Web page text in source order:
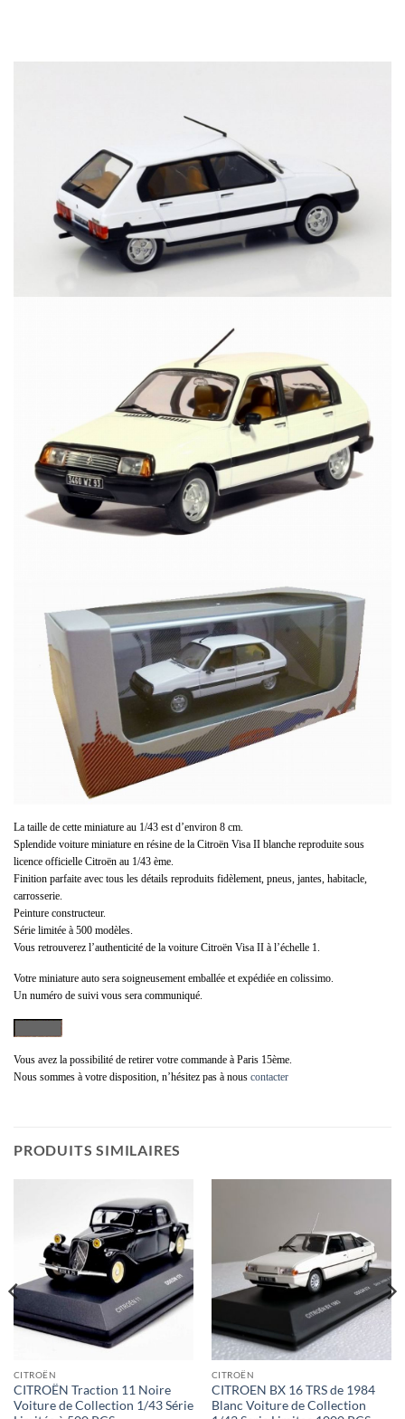
La taille de cette miniature au 1/43 est d’environ 8 cm.
Splendide voiture miniature en résine de la Citroën Visa II blanche reproduite sous
licence officielle Citroën au 1/43 ème.
Finition parfaite avec tous les détails reproduits fidèlement, pneus, jantes, habitacle,
carrosserie.
Peinture constructeur.
Série limitée à 500 modèles.
Vous retrouverez l’authenticité de la voiture Citroën Visa II à l’échelle 1.
Votre miniature auto sera soigneusement emballée et expédiée en colissimo.
Un numéro de suivi vous sera communiqué.
Vous avez la possibilité de retirer votre commande à Paris 15ème.
Nous sommes à votre disposition, n’hésitez pas à nous contacter
PRODUITS SIMILAIRES
CITROËN
CITROËN Traction 11 Noire
Voiture de Collection 1/43 Série
CITROËN
CITROEN BX 16 TRS de 1984
Blanc Voiture de Collection